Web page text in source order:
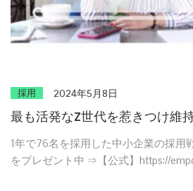
採用 2024年5月8日
最も活発なZ世代を惹きつけ維
1年で76名を採用した中小企業の採用
をプレゼント中 ⇒【公式】https://